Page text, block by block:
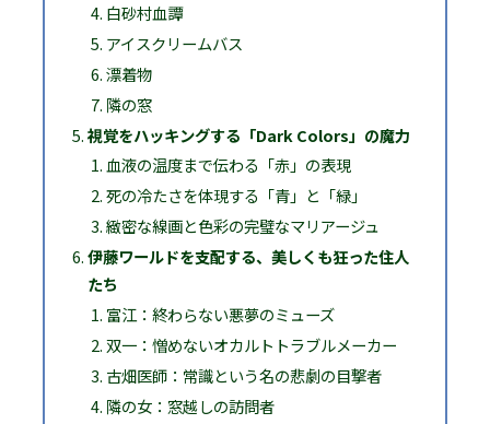
白砂村血譚
アイスクリームバス
漂着物
隣の窓
視覚をハッキングする「Dark Colors」の魔力
血液の温度まで伝わる「赤」の表現
死の冷たさを体現する「青」と「緑」
緻密な線画と色彩の完璧なマリアージュ
伊藤ワールドを支配する、美しくも狂った住人
たち
富江：終わらない悪夢のミューズ
双一：憎めないオカルトトラブルメーカー
古畑医師：常識という名の悲劇の目撃者
隣の女：窓越しの訪問者